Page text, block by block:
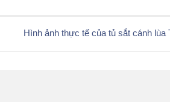
Hình ảnh thực tế của tủ sắt cánh lùa